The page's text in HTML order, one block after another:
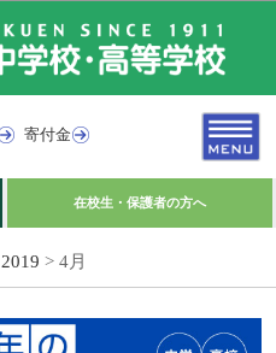
寄付金
在校生・保護者の方へ
2019 > 4月